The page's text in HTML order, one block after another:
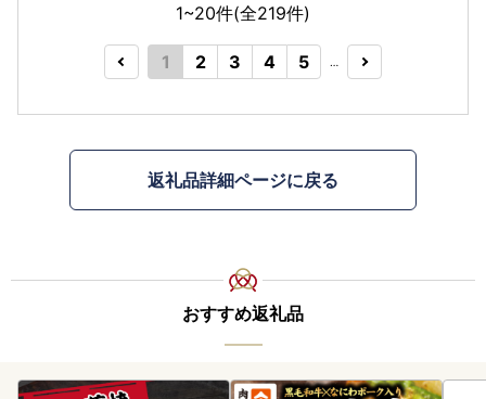
1~20件(全219件)
1 2 3 4 5 …
返礼品詳細ページに戻る
おすすめ返礼品